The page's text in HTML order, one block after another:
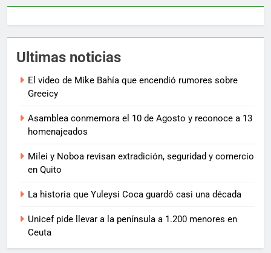
Ultimas noticias
El video de Mike Bahía que encendió rumores sobre
Greeicy
Asamblea conmemora el 10 de Agosto y reconoce a 13
homenajeados
Milei y Noboa revisan extradición, seguridad y comercio
en Quito
La historia que Yuleysi Coca guardó casi una década
Unicef pide llevar a la península a 1.200 menores en
Ceuta